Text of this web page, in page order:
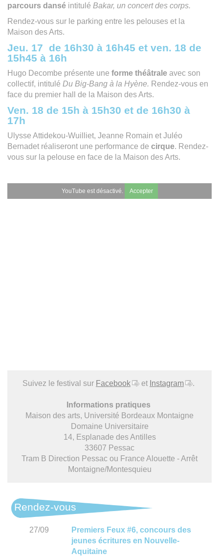
parcours dansé intitulé Bakar, un concert des corps.
Rendez-vous sur le parking entre les pelouses et la
Maison des Arts.
Jeu. 17 de 16h30 à 16h45 et ven. 18 de
15h45 à 16h
Hugo Decombe présente une forme théâtrale avec son
collectif, intitulé Du Big-Bang à la Hyène. Rendez-vous en
face du premier hall de la Maison des Arts.
Ven. 18 de 15h à 15h30 et de 16h30 à
17h
Ulysse Attidekou-Wuilliet, Jeanne Romain et Juléo
Bernadet réaliseront une performance de cirque. Rendez-
vous sur la pelouse en face de la Maison des Arts.
YouTube est désactivé. Accepter
Suivez le festival sur Facebook et Instagram .
Informations pratiques
Maison des arts, Université Bordeaux Montaigne
Domaine Universitaire
14, Esplanade des Antilles
33607 Pessac
Tram B Direction Pessac ou France Alouette - Arrêt
Montaigne/Montesquieu
Rendez-vous
27/09
Premiers Feux #6, concours des
jeunes écritures en Nouvelle-
Aquitaine